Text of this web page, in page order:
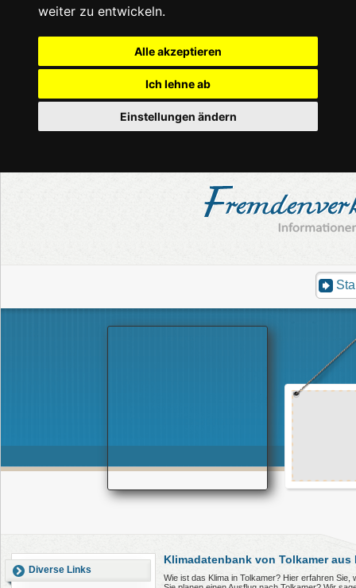
weiter zu entwickeln.
Alle akzeptieren
Ich lehne ab
Einstellungen ändern
Diverse Links
Klimadatenbank von Tolkamer aus
Wie ist das Klima in Tolkamer? Hier erfahren